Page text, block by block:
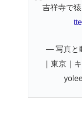
吉祥寺で
— 写真と
｜東京｜